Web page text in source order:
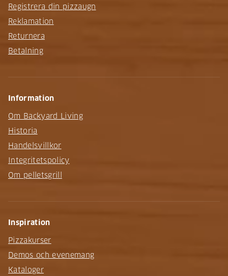
Registrera din pizzaugn
Reklamation
Returnera
Betalning
Information
Om Backyard Living
Historia
Handelsvillkor
Integritetspolicy
Om pelletsgrill
Inspiration
Pizzakurser
Demos och evenemang
Kataloger